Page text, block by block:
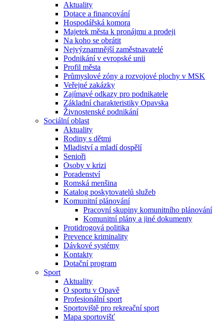
Aktuality
Dotace a financování
Hospodářská komora
Majetek města k pronájmu a prodeji
Na koho se obrátit
Nejvýznamnější zaměstnavatelé
Podnikání v evropské unii
Profil města
Průmyslové zóny a rozvojové plochy v MSK
Veřejné zakázky
Zajímavé odkazy pro podnikatele
Základní charakteristiky Opavska
Živnostenské podnikání
Sociální oblast
Aktuality
Rodiny s dětmi
Mladiství a mladí dospělí
Senioři
Osoby v krizi
Poradenství
Romská menšina
Katalog poskytovatelů služeb
Komunitní plánování
Pracovní skupiny komunitního plánování
Komunitní plány a jiné dokumenty
Protidrogová politika
Prevence kriminality
Dávkové systémy
Kontakty
Dotační program
Sport
Aktuality
O sportu v Opavě
Profesionální sport
Sportoviště pro rekreační sport
Mapa sportovišť